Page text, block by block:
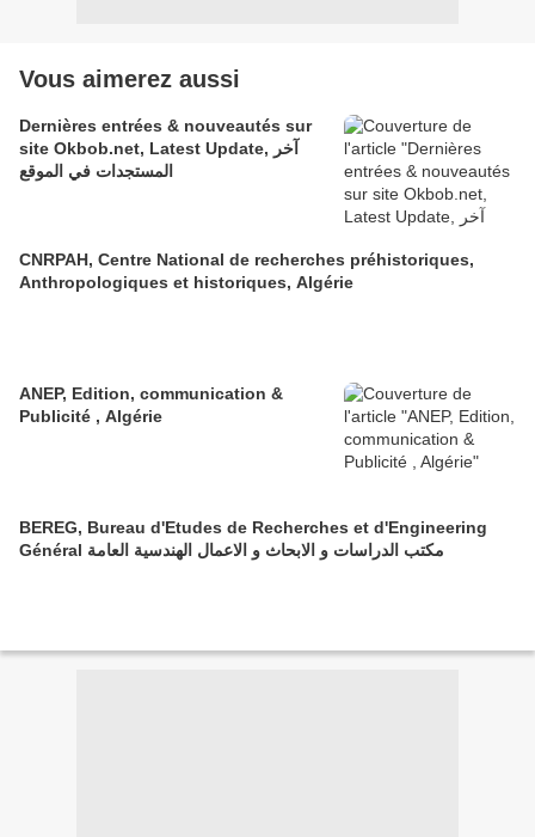
Vous aimerez aussi
Dernières entrées & nouveautés sur
site Okbob.net, Latest Update, آخر
المستجدات في الموقع
CNRPAH, Centre National de recherches préhistoriques,
Anthropologiques et historiques, Algérie
ANEP, Edition, communication &
Publicité , Algérie
BEREG, Bureau d'Etudes de Recherches et d'Engineering
Général مكتب الدراسات و الابحاث و الاعمال الهندسية العامة